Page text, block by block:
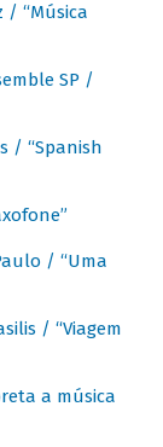
/ “Música
SP /
/ “Spanish
/ “Uma
/ “Viagem
a música